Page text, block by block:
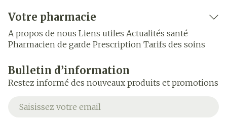
Votre pharmacie
A propos de nous Liens utiles Actualités santé
Pharmacien de garde Prescription Tarifs des soins
Bulletin d’information
Restez informé des nouveaux produits et promotions
Adresse mail